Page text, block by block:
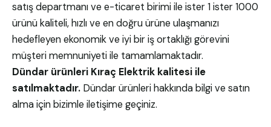
satış departmanı ve e-ticaret birimi ile ister 1 ister 1000
ürünü kaliteli, hızlı ve en doğru ürüne ulaşmanızı
hedefleyen ekonomik ve iyi bir iş ortaklığı görevini
müşteri memnuniyeti ile tamamlamaktadır.
Dündar ürünleri Kıraç Elektrik kalitesi ile
satılmaktadır. Dündar ürünleri hakkında bilgi ve satın
alma için bizimle iletişime geçiniz.